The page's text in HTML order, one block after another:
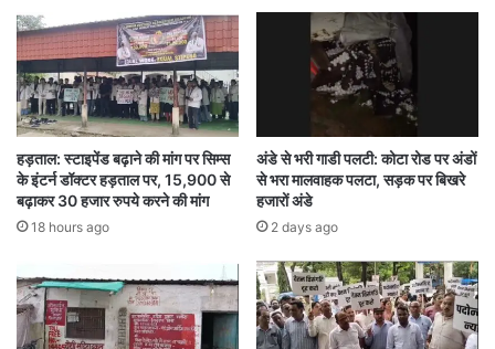
10 से 20 साल तक सजा
सामूहिक धर्मांतरण पर आजीवन कारावास तक की सजा
इसके अलावा, अगर कोई सरकारी कर्मचारी इस अपराध में
शामिल पाया जाता है, तो उसके लिए भी कड़ी सजा तय की
गई है।
सरकार ने साफ किया है कि हर व्यक्ति को अपनी मर्जी से धर्म
चुनने की आजादी है, लेकिन यह बदलाव किसी दबाव या
लालच से नहीं होना चाहिए।
हड़ताल: स्टाइपेंड बढ़ाने की मांग पर सिम्स
के इंटर्न डॉक्टर हड़ताल पर, 15,900 से
बढ़ाकर 30 हजार रुपये करने की मांग
18 hours ago
अंडे से भरी गाडी पलटी: कोटा रोड पर अंडों
से भरा मालवाहक पलटा, सड़क पर बिखरे
हजारों अंडे
2 days ago